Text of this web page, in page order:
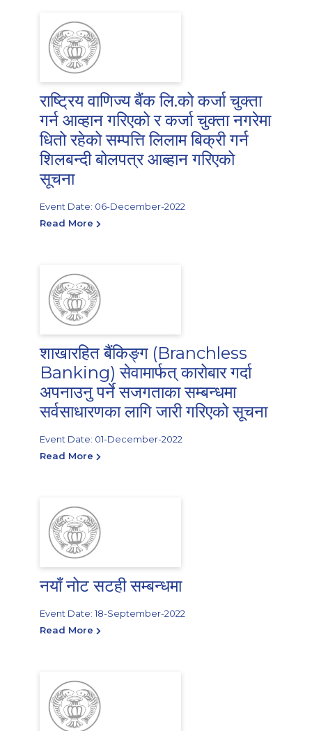
राष्ट्रिय वाणिज्य बैंक लि.को कर्जा चुक्ता
गर्न आव्हान गरिएको र कर्जा चुक्ता नगरेमा
धितो रहेको सम्पत्ति लिलाम बिक्री गर्न
शिलबन्दी बोलपत्र आब्हान गरिएको
सूचना
Event Date: 06-December-2022
Read More
शाखारहित बैंकिङ्ग (Branchless
Banking) सेवामार्फत् कारोबार गर्दा
अपनाउनु पर्ने सजगताका सम्बन्धमा
सर्वसाधारणका लागि जारी गरिएको सूचना
Event Date: 01-December-2022
Read More
नयाँ नोट सटही सम्बन्धमा
Event Date: 18-September-2022
Read More